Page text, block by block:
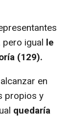
igual le
(129).
en
propios y
quedaría